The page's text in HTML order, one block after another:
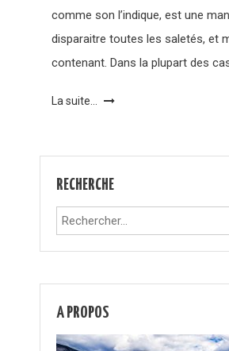
comme son l’indique, est une
disparaitre toutes les saletés, et
contenant. Dans la plupart des
La suite...
RECHERCHE
A PROPOS